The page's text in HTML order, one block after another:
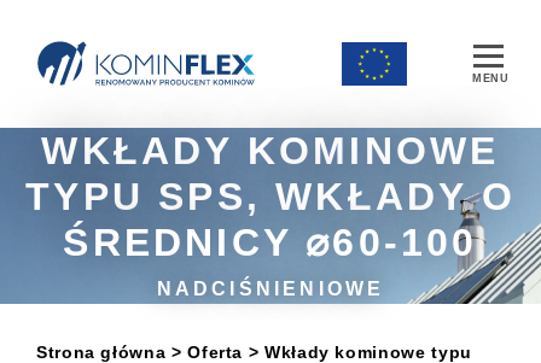
Main Navigation
WKŁADY KOMINOWE
TYPU SPS, WKŁADY O
ŚREDNICY ⌀60-100
NADCIŚNIENIOWE
Strona główna > Oferta >Wkłady kominowe typu